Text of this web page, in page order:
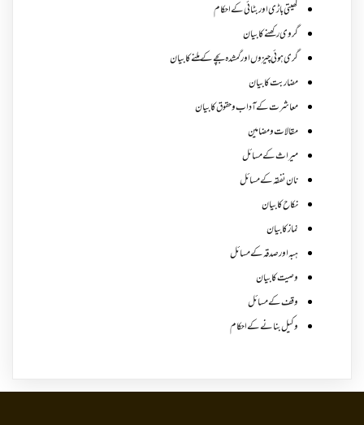
کھیتی باڑی اور بٹائی کے احکام
گروی رکھنے کا بیان
گری ہوئی چیزوں اورگمشدہ بچے کے ملنے کا بیان
مضاربت کا بیان
معاشرت کے آداب و حقوق کا بیان
مقالات ومضامین
میراث کے مسائل
نان نفقہ کے مسائل
نکاح کا بیان
نماز کا بیان
ہبہ اور صدقہ کے مسائل
وصیت کا بیان
وقف کے مسائل
وکیل بنانے کے احکام